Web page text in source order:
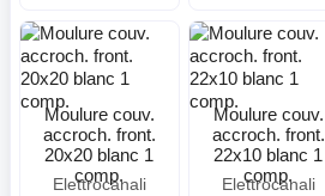
Moulure couv.
accroch. front.
20x20 blanc 1
comp.
Elettrocanali
Moulure couv.
accroch. front.
22x10 blanc 1
comp.
Elettrocanali